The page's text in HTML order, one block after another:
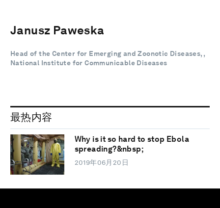
Janusz Paweska
Head of the Center for Emerging and Zoonotic Diseases, ,
National Institute for Communicable Diseases
最热内容
Why is it so hard to stop Ebola
spreading?&nbsp;
2019年06月20日